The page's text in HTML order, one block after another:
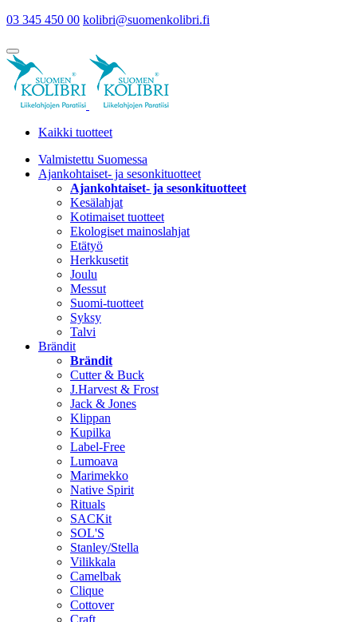
03 345 450 00 kolibri@suomenkolibri.fi
Kaikki tuotteet
Valmistettu Suomessa
Ajankohtaiset- ja sesonkituotteet
Ajankohtaiset- ja sesonkituotteet
Kesälahjat
Kotimaiset tuotteet
Ekologiset mainoslahjat
Etätyö
Herkkusetit
Joulu
Messut
Suomi-tuotteet
Syksy
Talvi
Brändit
Brändit
Cutter & Buck
J.Harvest & Frost
Jack & Jones
Klippan
Kupilka
Label-Free
Lumoava
Marimekko
Native Spirit
Rituals
SACKit
SOL'S
Stanley/Stella
Vilikkala
Camelbak
Clique
Cottover
Craft